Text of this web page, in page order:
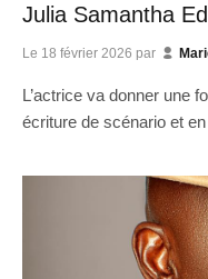
Julia Samantha
Le 18 février 2026 par
L’actrice va donner une
écriture de scénario et